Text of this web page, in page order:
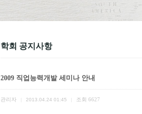
학회 공지사항
2009 직업능력개발 세미나 안내
관리자 2013.04.24 01:45 조회 6627